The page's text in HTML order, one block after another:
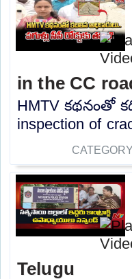
in the CC
HMTV కథనంతో
inspection of
Telugu